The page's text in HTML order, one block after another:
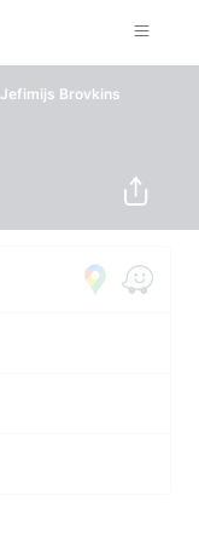
Jefimijs Brovkins